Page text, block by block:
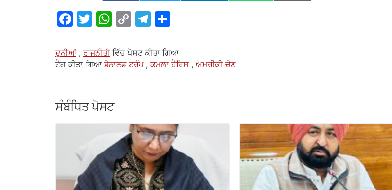
ਫੇਸਬੁੱਕਟਵਿੱਟਰਵਟਸਐਪ
ਲਿੰਕ
ਕਰੋ
ਟੈਲੀਗ੍ਰਾਮ
ਦੁਨੀਆਂ, ਰਾਜਨੀਤੀਵਿੱਚ ਪੋਸਟ ਕੀਤਾ ਗਿਆ
ਟੈਗ ਕੀਤਾ ਗਿਆ ਡੋਨਾਲਡ ਟਰੰਪ, ਕਮਲਾ ਹੈਰਿਸ , ਅਮਰੀਕੀ ਚੋਣ
ਸੰਬੰਧਿਤ ਪੋਸਟ